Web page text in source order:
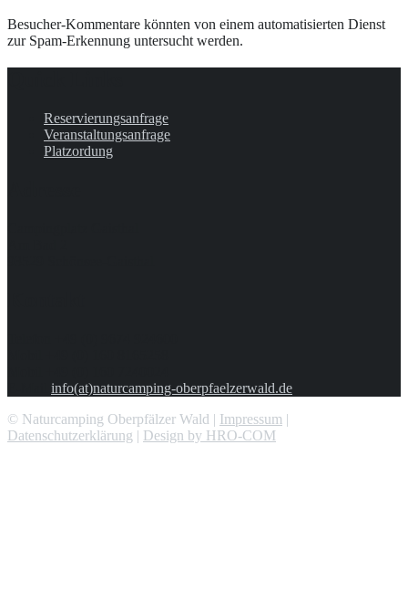
Besucher-Kommentare könnten von einem automatisierten Dienst
zur Spam-Erkennung untersucht werden.
Reservierungsanfrage
Veranstaltungsanfrage
Platzordung
info(at)naturcamping-oberpfaelzerwald.de
© Naturcamping Oberpfälzer Wald | Impressum |
Datenschutzerklärung | Design by HRO-COM